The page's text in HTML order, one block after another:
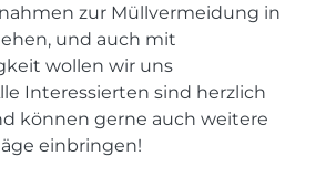
zur Müllvermeidung in
und auch mit
wollen wir uns
Interessierten sind herzlich
können gerne auch weitere
einbringen!